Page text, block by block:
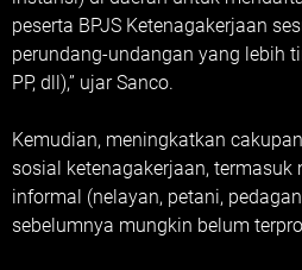
peserta BPJS Ketenagakerjaan
perundang-undangan yang lebih
PP, dll),” ujar Sanco.
Kemudian, meningkatkan
sosial ketenagakerjaan, termasuk
informal (nelayan, petani,
sebelumnya mungkin belum